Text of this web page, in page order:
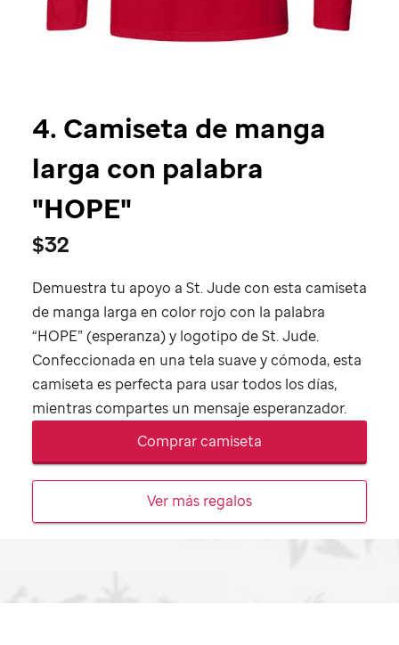
4. Camiseta de manga
larga con palabra
"HOPE"
$32
Demuestra tu apoyo a St. Judecon esta camiseta
de manga larga en color rojo con la palabra
“HOPE” (esperanza) y logotipo deSt. Jude.
Confeccionada en una tela suave y cómoda, esta
camiseta es perfecta para usar todos los días,
mientras compartes un mensaje esperanzador.
Comprar camiseta
Ver más regalos